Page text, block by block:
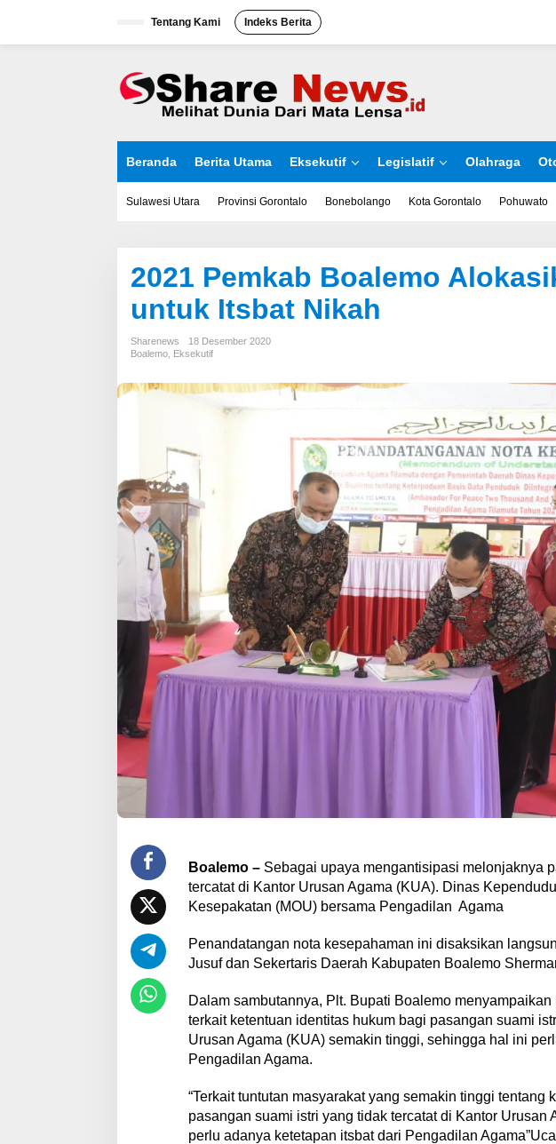
Tentang Kami Indeks Berita
Beranda Berita Utama Eksekutif Legislatif Olahraga
Sulawesi Utara Provinsi Gorontalo Bonebolango Kota Gorontalo Pohuwato
2021 Pemkab Boalemo
untuk Itsbat Nikah
Sharenews
18 Desember 2020
Boalemo Eksekutif
Boalemo –Sebagai upaya mengantisipasi melonjaknya
tercatat di Kantor Urusan Agama (KUA). Dinas
Kesepakatan (MOU) bersama Pengadilan Agama
Penandatangan nota kesepahaman ini disaksikan
Jusuf dan Sekertaris Daerah Kabupaten Boalemo
Dalam sambutannya, Plt. Bupati Boalemo
terkait ketentuan identitas hukum bagi pasangan suami
Urusan Agama (KUA) semakin tinggi, sehingga hal ini
Pengadilan Agama.
“Terkait tuntutan masyarakat yang semakin tinggi tentang
pasangan suami istri yang tidak tercatat di Kantor Urusan
perlu adanya ketetapan itsbat dari Pengadilan